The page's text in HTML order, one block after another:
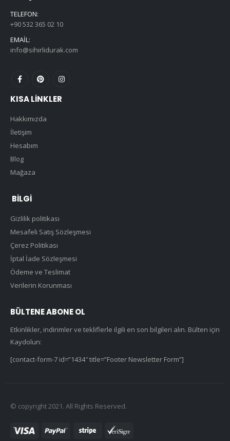
TELEFON:
+90 532 365 02 10
EMAIL:
info@sihirlidurak.com
KISA LINKLER
Hakkımızda
İletişim
Hesabım
Blog
Mağaza
BILGI
Gizlilik politikası
Mesafeli Satış Sözleşmesi
Çerez Politikası
İptal İade Sözleşmesi
Ödeme ve Teslimat
Verilerin Korunması
BÜLTENE ABONE OL
Etkinlikler, indirimler ve tekliflerle ilgili en son bilgileri alın. Bülten için
Kaydolun:
[contact-form-7 id=”1434″ title=”Footer Newsletter Form”]
© copyright 2021. All Rights Reserved.